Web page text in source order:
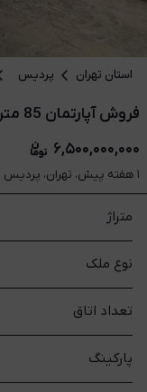
استان تهران پردیس
فروش آپارتمان 85 متر
۶,۵۰۰,۰۰۰,۰۰۰
۱ هفته پیش، تهران، پردیس
متراژ
نوع ملک
تعداد اتاق
پارکینگ